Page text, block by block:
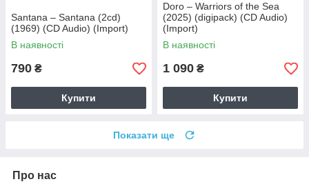
Santana – Santana (2cd)
(1969) (CD Audio) (Import)
В наявності
790 ₴
Купити
Doro – Warriors of the Sea
(2025) (digipack) (CD Audio)
(Import)
В наявності
1 090 ₴
Купити
Показати ще
Про нас